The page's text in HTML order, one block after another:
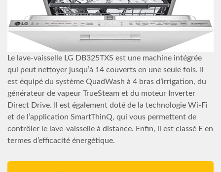
Le lave-vaisselle LG DB325TXS est une machine intégrée
qui peut nettoyer jusqu’à 14 couverts en une seule fois. Il
est équipé du système QuadWash à 4 bras d’irrigation, du
générateur de vapeur TrueSteam et du moteur Inverter
Direct Drive. Il est également doté de la technologie Wi-Fi
et de l’application SmartThinQ, qui vous permettent de
contrôler le lave-vaisselle à distance. Enfin, il est classé E en
termes d’efficacité énergétique.